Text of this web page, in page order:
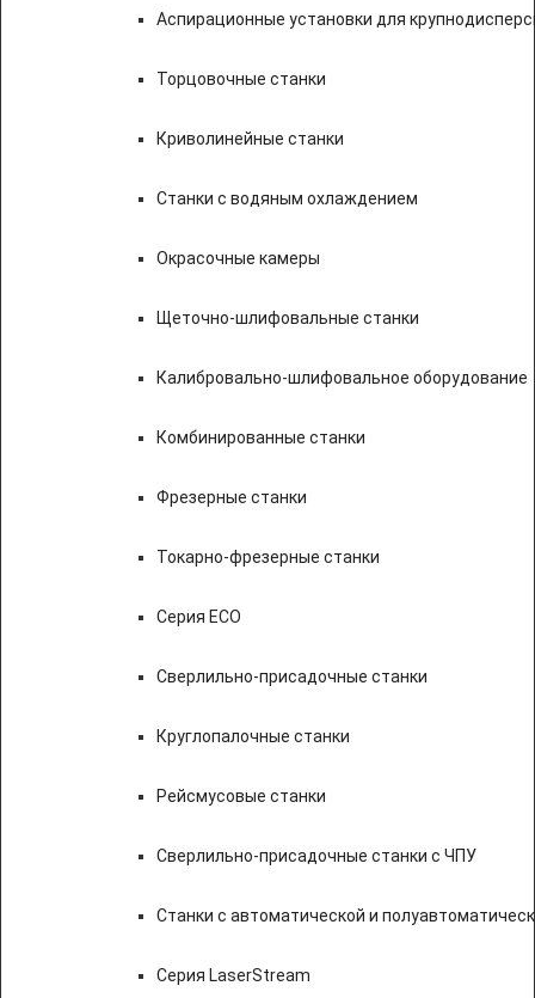
Аспирационные установки для
Торцовочные станки
Криволинейные станки
Станки с водяным охлаждением
Окрасочные камеры
Щеточно-шлифовальные станки
Калибровально-шлифовальное оборудование
Комбинированные станки
Фрезерные станки
Токарно-фрезерные станки
Серия ECO
Сверлильно-присадочные станки
Круглопалочные станки
Рейсмусовые станки
Сверлильно-присадочные станки с ЧПУ
Станки с автоматической и
Серия LaserStream